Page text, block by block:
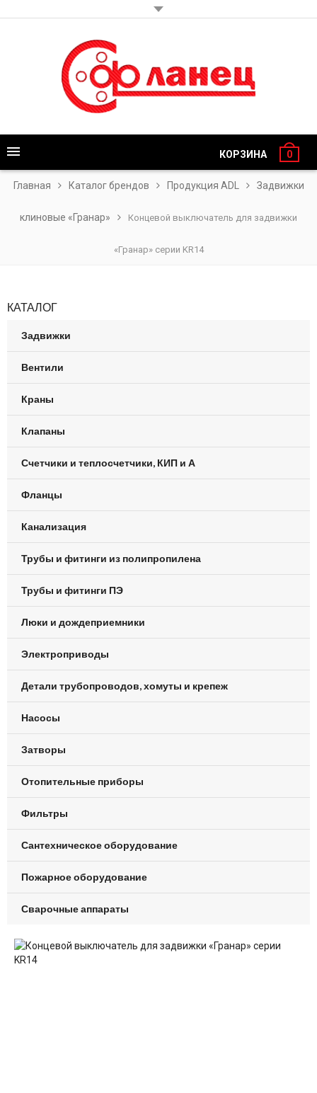
КОРЗИНА 0
Главная Каталог брендов Продукция ADL Задвижки
клиновые «Гранар» Концевой выключатель для задвижки
«Гранар» серии KR14
КАТАЛОГ
Задвижки
Вентили
Краны
Клапаны
Счетчики и теплосчетчики, КИП и А
Фланцы
Канализация
Трубы и фитинги из полипропилена
Трубы и фитинги ПЭ
Люки и дождеприемники
Электроприводы
Детали трубопроводов, хомуты и крепеж
Насосы
Затворы
Отопительные приборы
Фильтры
Сантехническое оборудование
Пожарное оборудование
Сварочные аппараты